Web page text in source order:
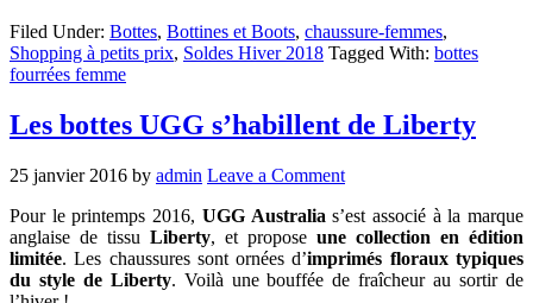
Filed Under: Bottes, Bottines et Boots, chaussure-femmes,
Shopping à petits prix, Soldes Hiver 2018 Tagged With: bottes
fourrées femme
Les bottes UGG s’habillent de Liberty
25 janvier 2016 by admin Leave a Comment
Pour le printemps 2016, UGG Australia s’est associé à la marque
anglaise de tissu Liberty, et propose une collection en édition
limitée. Les chaussures sont ornées d’imprimés floraux typiques
du style de Liberty. Voilà une bouffée de fraîcheur au sortir de